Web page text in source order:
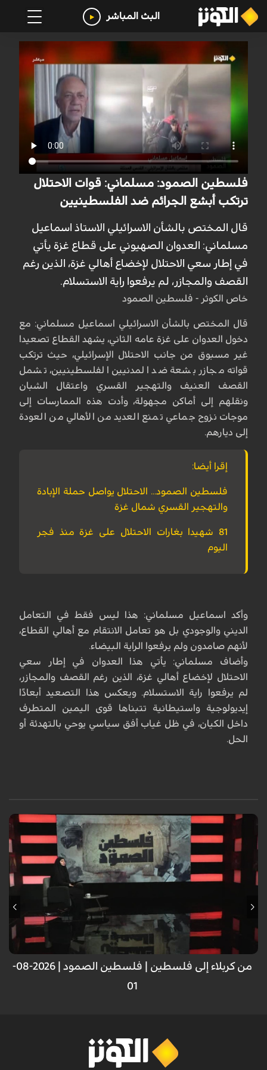
البث المباشر
فلسطين الصمود: مسلماني: قوات الاحتلال
ترتكب أبشع الجرائم ضد الفلسطينيين
قال المختص بالشأن الاسرائيلي الاستاذ اسماعيل
مسلماني: العدوان الصهيوني على قطاع غزة يأتي
في إطار سعي الاحتلال لإخضاع أهالي غزة، الذين رغم
القصف والمجازر، لم يرفعوا راية الاستسلام.
خاص الكوثر - فلسطين الصمود
قال المختص بالشأن الاسرائيلي اسماعيل مسلماني: مع
دخول العدوان على غزة عامه الثاني، يشهد القطاع تصعيدا
غير مسبوق من جانب الاحتلال الإسرائيلي، حيث ترتكب
قواته مجازر بشعة ضد المدنيين الفلسطينيين، تشمل
القصف العنيف والتهجير القسري واعتقال الشبان
ونقلهم إلى أماكن مجهولة، وأدت هذه الممارسات إلى
موجات نزوح جماعي تمنع العديد من الأهالي من العودة
إلى ديارهم.
إقرا أيضا:
فلسطين الصمود... الاحتلال يواصل حملة الإبادة
والتهجير القسري شمال غزة
81 شهيدا بغارات الاحتلال على غزة منذ فجر
اليوم
وأكد اسماعيل مسلماني: هذا ليس فقط في التعامل
الديني والوجودي بل هو تعامل الانتقام مع أهالي القطاع،
لأنهم صامدون ولم يرفعوا الراية البيضاء.
وأضاف مسلماني: يأتي هذا العدوان في إطار سعي
الاحتلال لإخضاع أهالي غزة، الذين رغم القصف والمجازر،
لم يرفعوا راية الاستسلام. ويعكس هذا التصعيد أبعادًا
إيديولوجية واستيطانية تتبناها قوى اليمين المتطرف
داخل الكيان، في ظل غياب أفق سياسي يوحي بالتهدئة أو
الحل.
من كربلاء إلى فلسطين | فلسطين الصمود | 2026-08-
01